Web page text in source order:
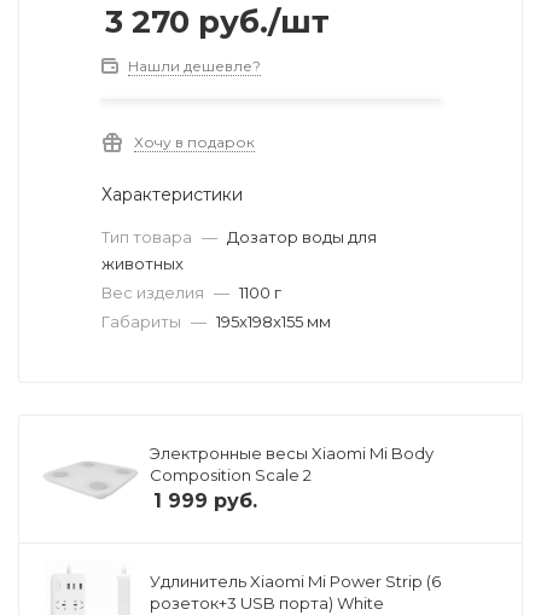
3 270 руб./шт
Нашли дешевле?
Хочу в подарок
Характеристики
Тип товара — Дозатор воды для
животных
Вес изделия — 1100 г
Габариты — 195x198x155 мм
Электронные весы Xiaomi Mi Body
Composition Scale 2
1 999 руб.
Удлинитель Xiaomi Mi Power Strip (6
розеток+3 USB порта) White